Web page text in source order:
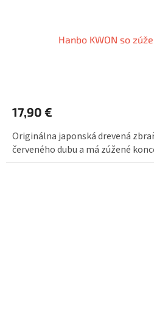
Hanbo KWON so
17,90 €
Originálna japonská drevená
červeného dubu a má zúžené